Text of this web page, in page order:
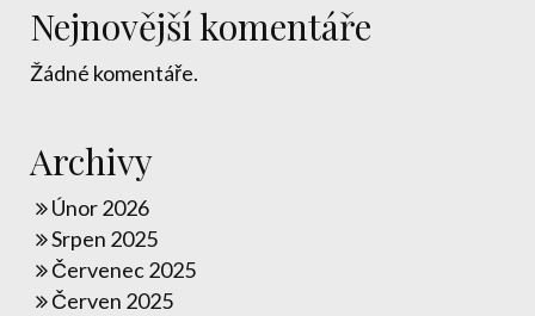
Nejnovější komentáře
Žádné komentáře.
Archivy
Únor 2026
Srpen 2025
Červenec 2025
Červen 2025